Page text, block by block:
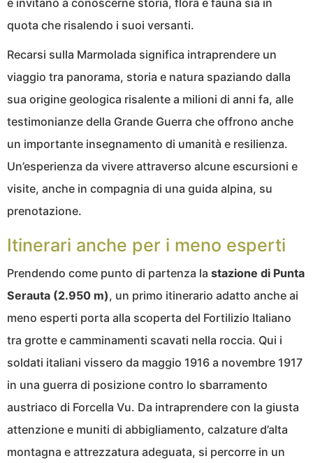
e invitano a conoscerne storia, flora e fauna sia in
quota che risalendo i suoi versanti.
Recarsi sulla Marmolada significa intraprendere un
viaggio tra panorama, storia e natura spaziando dalla
sua origine geologica risalente a milioni di anni fa, alle
testimonianze della Grande Guerra che offrono anche
un importante insegnamento di umanità e resilienza.
Un’esperienza da vivere attraverso alcune escursioni e
visite, anche in compagnia di una guida alpina, su
prenotazione.
Itinerari anche per i meno esperti
Prendendo come punto di partenza la stazione di Punta
Serauta (2.950 m), un primo itinerario adatto anche ai
meno esperti porta alla scoperta del Fortilizio Italiano
tra grotte e camminamenti scavati nella roccia. Qui i
soldati italiani vissero da maggio 1916 a novembre 1917
in una guerra di posizione contro lo sbarramento
austriaco di Forcella Vu. Da intraprendere con la giusta
attenzione e muniti di abbigliamento, calzature d’alta
montagna e attrezzatura adeguata, si percorre in un